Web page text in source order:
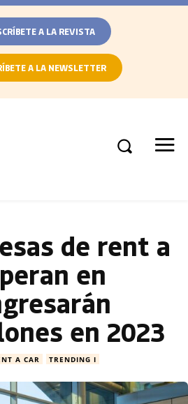
A LA REVISTA
A LA NEWSLETTER
de rent a
en
en 2023
A CAR TRENDING I